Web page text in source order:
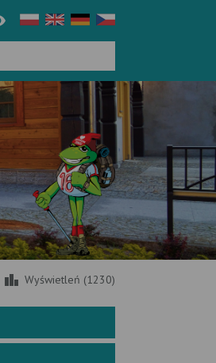
Wyświetleń (1230)